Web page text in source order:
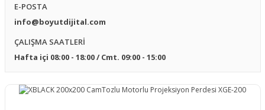
E-POSTA
info@boyutdijital.com
ÇALIŞMA SAATLERİ
Hafta içi 08:00 - 18:00 / Cmt. 09:00 - 15:00